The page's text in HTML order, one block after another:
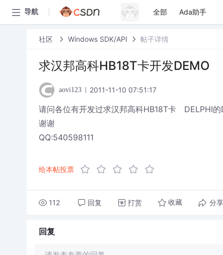
导航 全部 Ada助手
社区 Windows SDK/API 帖子详情
求汉邦高科HB18T卡开发DEMO
aovi123 2011-11-10 07:51:17
请问各位有开发过求汉邦高科HB18T卡 DELPHI
谢谢
QQ:540598111
给本帖投票
112 回复 打赏 收藏 分享
回复